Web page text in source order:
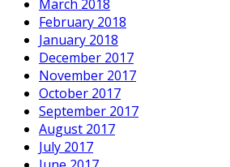
March 2018
February 2018
January 2018
December 2017
November 2017
October 2017
September 2017
August 2017
July 2017